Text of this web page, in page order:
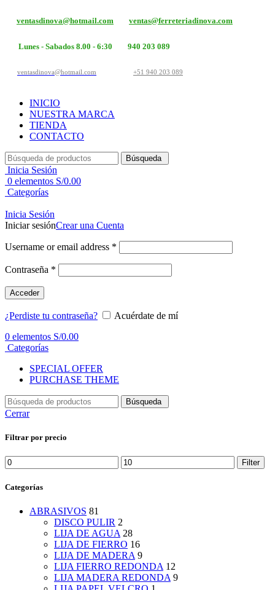
ventasdinova@hotmail.com ventas@ferreteriadinova.com
Lunes - Sabados 8.00 - 6:30 940 203 089
ventasdinova@hotmail.com +51 940 203 089
INICIO
NUESTRA MARCA
TIENDA
CONTACTO
Búsqueda
Inicia Sesión
0 elementos S/0.00
Categorías
Inicia Sesión
Iniciar sesiónCrear una Cuenta
Username or email address *
Contraseña *
Acceder
¿Perdiste tu contraseña?
Acuérdate de mí
0 elementos S/0.00
Categorías
SPECIAL OFFER
PURCHASE THEME
Búsqueda
Cerrar
Filtrar por precio
Min
price
Max
price
Filter
Categorías
ABRASIVOS 81
DISCO PULIR 2
LIJA DE AGUA 28
LIJA DE FIERRO 16
LIJA DE MADERA 9
LIJA FIERRO REDONDA 12
LIJA MADERA REDONDA 9